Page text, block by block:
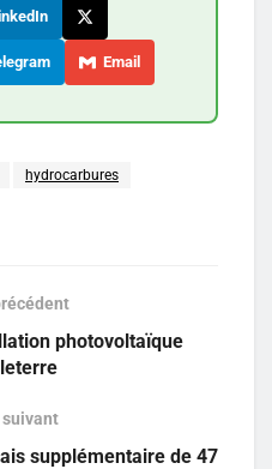
Email
hydrocarbures
photovoltaïque
supplémentaire de 47